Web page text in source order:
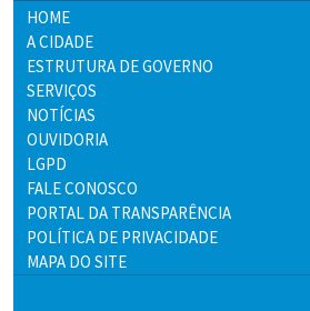
HOME
A CIDADE
ESTRUTURA DE GOVERNO
SERVIÇOS
NOTÍCIAS
OUVIDORIA
LGPD
FALE CONOSCO
PORTAL DA TRANSPARÊNCIA
POLÍTICA DE PRIVACIDADE
MAPA DO SITE